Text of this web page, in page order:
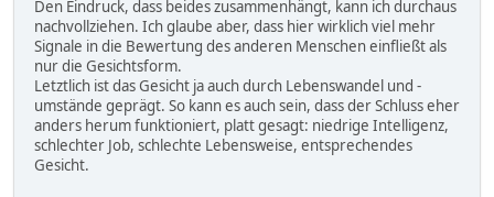
Den Eindruck, dass beides zusammenhängt, kann ich durchaus
nachvollziehen. Ich glaube aber, dass hier wirklich viel mehr
Signale in die Bewertung des anderen Menschen einfließt als
nur die Gesichtsform.
Letztlich ist das Gesicht ja auch durch Lebenswandel und -
umstände geprägt. So kann es auch sein, dass der Schluss eher
anders herum funktioniert, platt gesagt: niedrige Intelligenz,
schlechter Job, schlechte Lebensweise, entsprechendes
Gesicht.